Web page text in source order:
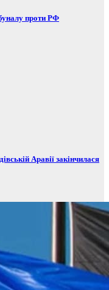
проти РФ
Аравії закінчилася